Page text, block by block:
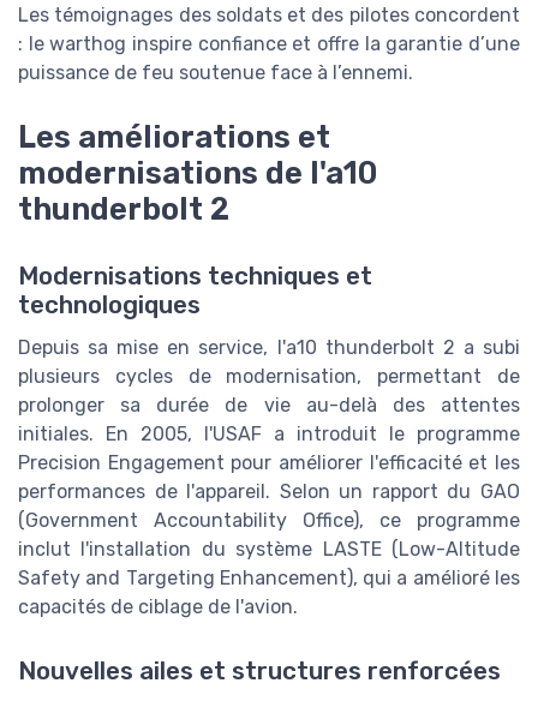
Les témoignages des soldats et des pilotes concordent
: le warthog inspire confiance et offre la garantie d’une
puissance de feu soutenue face à l’ennemi.
Les améliorations et
modernisations de l'a10
thunderbolt 2
Modernisations techniques et
technologiques
Depuis sa mise en service, l'a10 thunderbolt 2 a subi
plusieurs cycles de modernisation, permettant de
prolonger sa durée de vie au-delà des attentes
initiales. En 2005, l'USAF a introduit le programme
Precision Engagement pour améliorer l'efficacité et les
performances de l'appareil. Selon un rapport du GAO
(Government Accountability Office), ce programme
inclut l'installation du système LASTE (Low-Altitude
Safety and Targeting Enhancement), qui a amélioré les
capacités de ciblage de l'avion.
Nouvelles ailes et structures renforcées